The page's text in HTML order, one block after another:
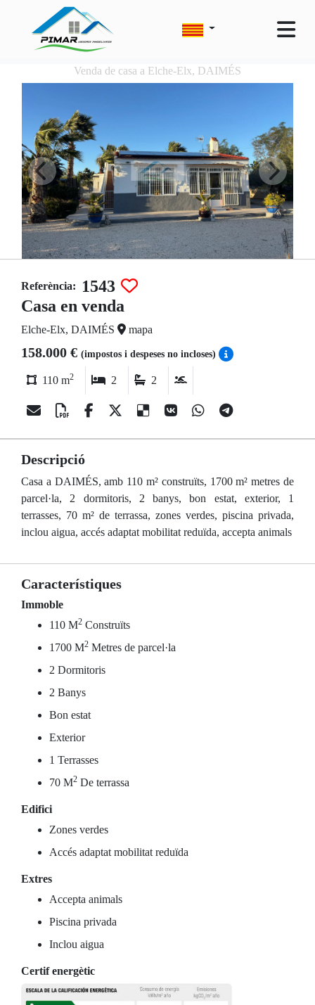
Venda de casa a Elche-Elx, DAIMÉS
Referència:
1543
Casa en venda
Elche-Elx, DAIMÉS mapa
158.000 € (impostos i despeses no incloses)
110 m2 2 2
Descripció
Casa a DAIMÉS, amb 110 m² construïts, 1700 m² metres de
parcel·la, 2 dormitoris, 2 banys, bon estat, exterior, 1
terrasses, 70 m² de terrassa, zones verdes, piscina privada,
inclou aigua, accés adaptat mobilitat reduïda, accepta animals
Característiques
Immoble
110 M2 Construïts
1700 M2 Metres de parcel·la
2 Dormitoris
2 Banys
Bon estat
Exterior
1 Terrasses
70 M2 De terrassa
Edifici
Zones verdes
Accés adaptat mobilitat reduïda
Extres
Accepta animals
Piscina privada
Inclou aigua
Certif energètic